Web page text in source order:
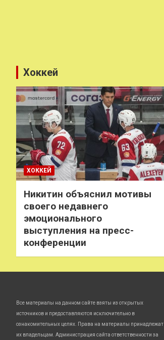
Хоккей
ХОККЕЙ
Никитин объяснил мотивы
своего недавнего
эмоционального
выступления на пресс-
конференции
Все материалы на данном сайте взяты из открытых
источников и предоставляются исключительно в
ознакомительных целях. Права на материалы принадлежат
их владельцам. Администрация сайта ответственности за